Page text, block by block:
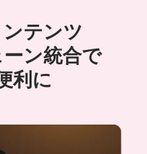
ンテンツ
ン統合で
利に